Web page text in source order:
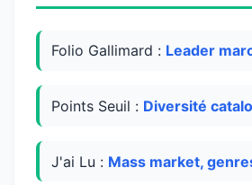
Folio Gallimard : Leader
Points Seuil : Diversité
J'ai Lu : Mass market,